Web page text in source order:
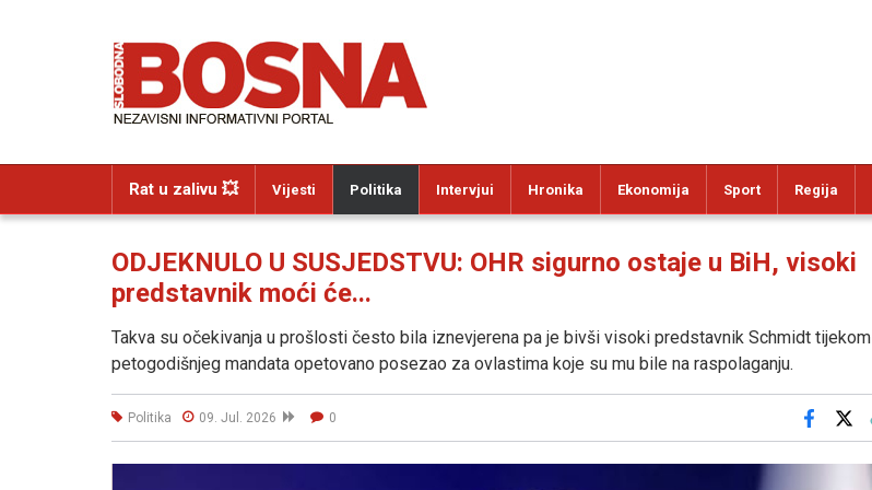
Rat u zalivu 💥 Vijesti Politika Intervjui Hronika Ekonomija Sport Regija
ODJEKNULO U SUSJEDSTVU: OHR sigurno ostaje u BiH, visoki
predstavnik moći će...
Takva su očekivanja u prošlosti često bila iznevjerena pa je bivši visoki predstavnik Schmidt tijekom
petogodišnjeg mandata opetovano posezao za ovlastima koje su mu bile na raspolaganju.
Politika 09. Jul. 2026 0
Facebook